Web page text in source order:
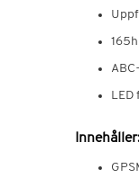
LED